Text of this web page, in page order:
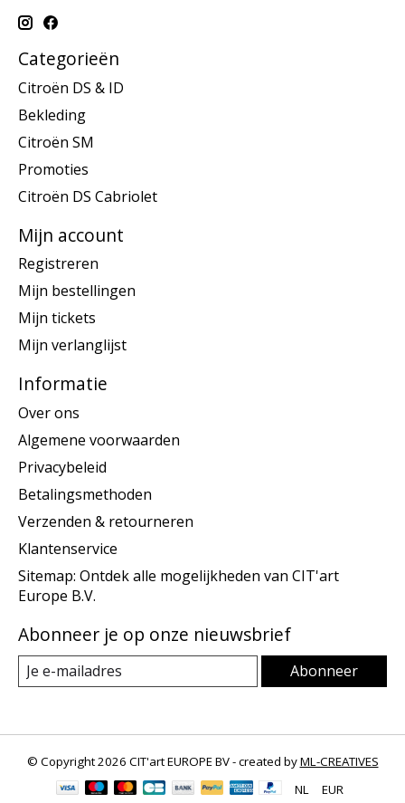
Categorieën
Citroën DS & ID
Bekleding
Citroën SM
Promoties
Citroën DS Cabriolet
Mijn account
Registreren
Mijn bestellingen
Mijn tickets
Mijn verlanglijst
Informatie
Over ons
Algemene voorwaarden
Privacybeleid
Betalingsmethoden
Verzenden & retourneren
Klantenservice
Sitemap: Ontdek alle mogelijkheden van CIT'art
Europe B.V.
Abonneer je op onze nieuwsbrief
Abonneer
© Copyright 2026 CIT'art EUROPE BV - created byML-CREATIVES
NL
EUR